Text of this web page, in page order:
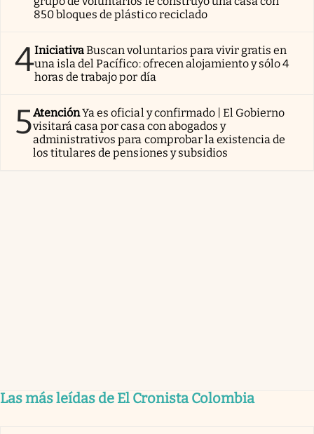
850 bloques de plástico reciclado
4IniciativaBuscan voluntarios para vivir gratis en
una isla del Pacífico: ofrecen alojamiento y sólo 4
horas de trabajo por día
5AtenciónYa es oficial y confirmado | El Gobierno
visitará casa por casa con abogados y
administrativos para comprobar la existencia de
los titulares de pensiones y subsidios
Las más leídas de El Cronista Colombia